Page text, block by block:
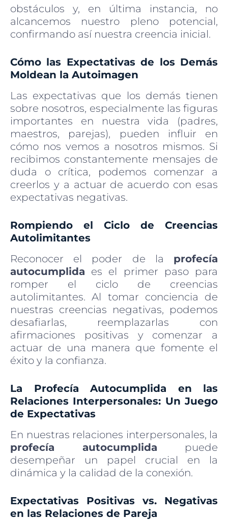
obstáculos y, en última instancia, no
alcancemos nuestro pleno potencial,
confirmando así nuestra creencia inicial.
Cómo las Expectativas de los Demás
Moldean la Autoimagen
Las expectativas que los demás tienen
sobre nosotros, especialmente las figuras
importantes en nuestra vida (padres,
maestros, parejas), pueden influir en
cómo nos vemos a nosotros mismos. Si
recibimos constantemente mensajes de
duda o crítica, podemos comenzar a
creerlos y a actuar de acuerdo con esas
expectativas negativas.
Rompiendo el Ciclo de Creencias
Autolimitantes
Reconocer el poder de la profecía
autocumplida es el primer paso para
romper el ciclo de creencias
autolimitantes. Al tomar conciencia de
nuestras creencias negativas, podemos
desafiarlas, reemplazarlas con
afirmaciones positivas y comenzar a
actuar de una manera que fomente el
éxito y la confianza.
La Profecía Autocumplida en las
Relaciones Interpersonales: Un Juego
de Expectativas
En nuestras relaciones interpersonales, la
profecía autocumplida puede
desempeñar un papel crucial en la
dinámica y la calidad de la conexión.
Expectativas Positivas vs. Negativas
en las Relaciones de Pareja